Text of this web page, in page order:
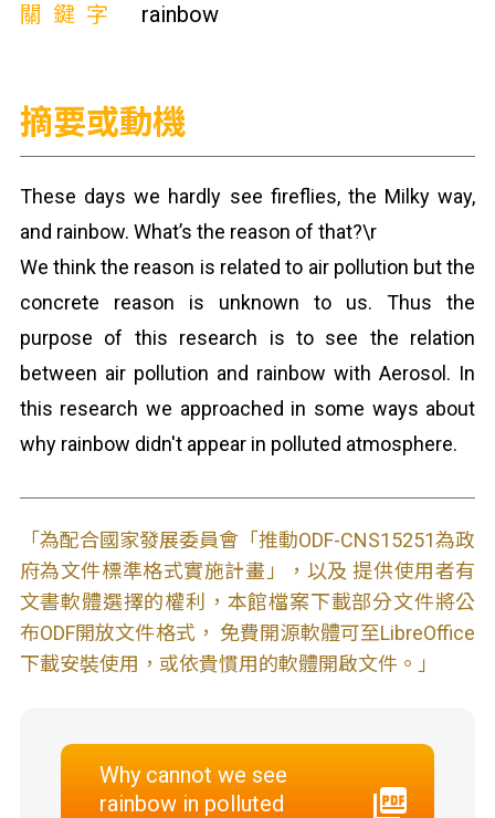
關鍵字
rainbow
摘要或動機
These days we hardly see fireflies, the Milky way,
and rainbow. What’s the reason of that?\r
We think the reason is related to air pollution but the
concrete reason is unknown to us. Thus the
purpose of this research is to see the relation
between air pollution and rainbow with Aerosol. In
this research we approached in some ways about
why rainbow didn't appear in polluted atmosphere.
「為配合國家發展委員會「推動ODF-CNS15251為政
府為文件標準格式實施計畫」，以及 提供使用者有
文書軟體選擇的權利，本館檔案下載部分文件將公
布ODF開放文件格式， 免費開源軟體可至LibreOffice
下載安裝使用，或依貴慣用的軟體開啟文件。」
Why cannot we see
rainbow in polluted